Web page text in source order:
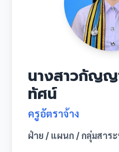
นางสาวกัญ
ทัศน์
ครูอัตราจ้าง
ฝ่าย / แผนก / กลุ่มสาระ